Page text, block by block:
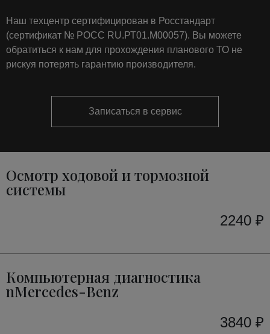
Наш техцентр сертифицирован в Росстандарт
(сертификат № РОСС RU.РТ01.М00057). Вы можете
обратиться к нам для прохождения планового ТО не
рискуя потерять гарантию производителя.
Записаться в сервис
Осмотр ходовой и тормозной
системы
2240 ₽
Компьютерная диагностика
nMercedes-Benz
3840 ₽